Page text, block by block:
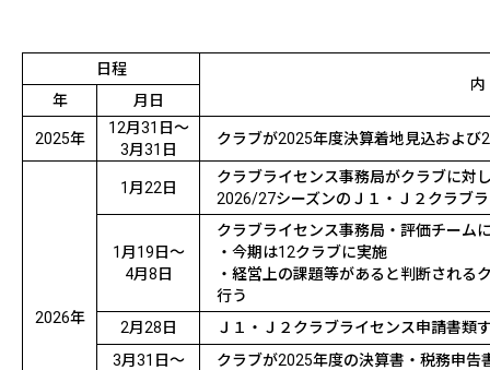
日程
年
月日
2025年
12月 31 日～
3月31 日
クラブが2025年度決算着地見込および
2026年
1 月 22 日
クラブライセンス事務局がクラブに対
2026/27シーズンのＪ１・Ｊ２クラブ
1 月 19 日～
4月8日
クラブライセンス事務局・評価チーム
・今期は12クラブに実施
・経営上の課題等があると判断される
行う
2月28日
Ｊ１・Ｊ２クラブライセンス申請書類
3月31日～
クラブが2025年度の決算書・税務申告